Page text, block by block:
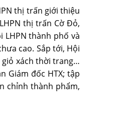
thị trấn giới thiệu
thị trấn Cờ Đỏ,
LHPN thành phố và
cao. Sắp tới, Hội
giỏ xách thời trang…
Giám đốc HTX; tập
chỉnh thành phẩm,